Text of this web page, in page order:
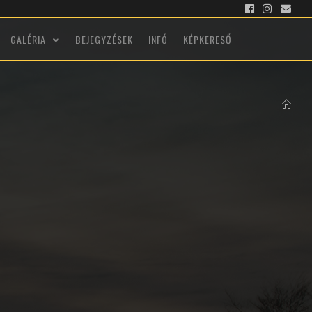
GALÉRIA BEJEGYZÉSEK INFÓ KÉPKERESŐ